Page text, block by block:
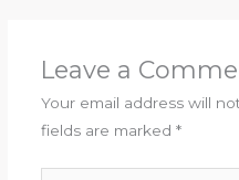
Leave a
Your email address will
fields are marked *